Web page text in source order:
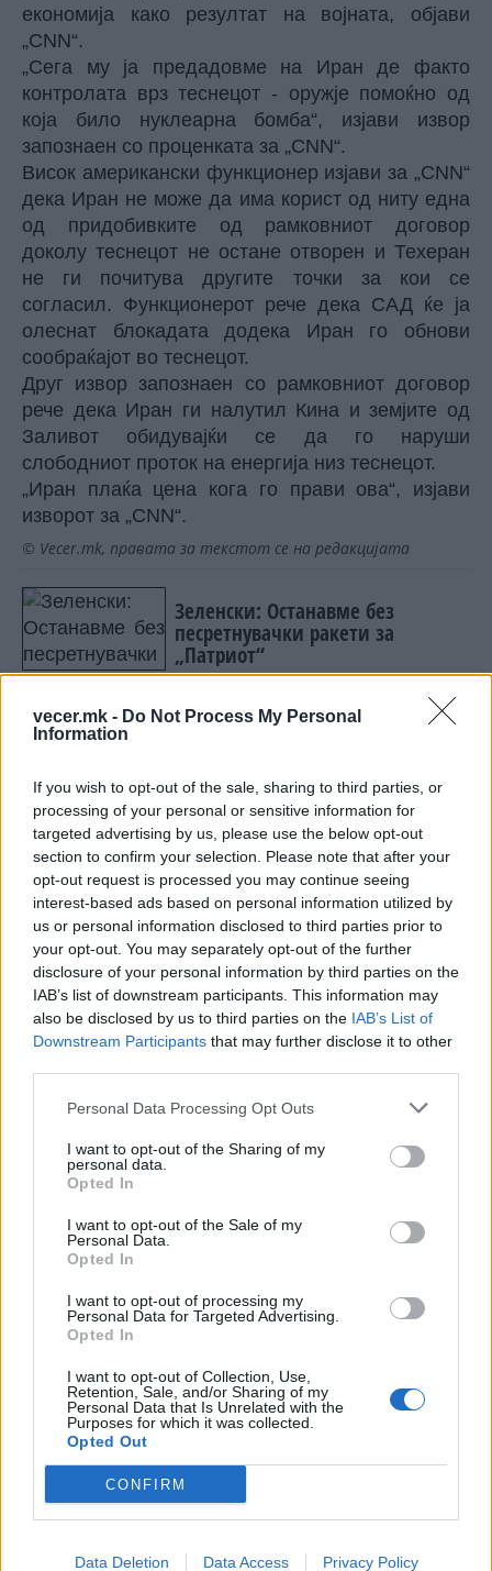
vecer.mk - Do Not Process My Personal
Information
If you wish to opt-out of the sale, sharing to third parties, or
processing of your personal or sensitive information for
targeted advertising by us, please use the below opt-out
section to confirm your selection. Please note that after your
opt-out request is processed you may continue seeing
interest-based ads based on personal information utilized by
us or personal information disclosed to third parties prior to
your opt-out. You may separately opt-out of the further
disclosure of your personal information by third parties on the
IAB’s list of downstream participants. This information may
also be disclosed by us to third parties on the IAB’s List of
Downstream Participants that may further disclose it to other
Personal Data Processing Opt Outs
I want to opt-out of the Sharing of my
personal data.
Opted In
I want to opt-out of the Sale of my
Personal Data.
Opted In
I want to opt-out of processing my
Personal Data for Targeted Advertising.
Opted In
I want to opt-out of Collection, Use,
Retention, Sale, and/or Sharing of my
Personal Data that Is Unrelated with the
Purposes for which it was collected.
Opted Out
CONFIRM
Data Deletion Data Access Privacy Policy
економија како резултат на војната, објави
„CNN“.
„Сега му ја предадовме на Иран де факто
контролата врз теснецот - оружје помоќно од
која било нуклеарна бомба“, изјави извор
запознаен со проценката за „CNN“.
Висок американски функционер изјави за „CNN“
дека Иран не може да има корист од ниту една
од придобивките од рамковниот договор
доколу теснецот не остане отворен и Техеран
не ги почитува другите точки за кои се
согласил. Функционерот рече дека САД ќе ја
олеснат блокадата додека Иран го обнови
сообраќајот во теснецот.
Друг извор запознаен со рамковниот договор
рече дека Иран ги налутил Кина и земјите од
Заливот обидувајќи се да го наруши
слободниот проток на енергија низ теснецот.
„Иран плаќа цена кога го прави ова“, изјави
изворот за „CNN“.
© Vecer.mk, правата за текстот се на редакцијата
Зеленски: Останавме без
песретнувачки ракети за
„Патриот“
(Фото) „ШПАНИЈА Е ОКУПИРАНА!“
- Европа и Трамп го кренаа
шенгенскиот статус!
НАЈЧИТАНИ ВО ПОСЛЕДНИ 7 ДЕНА
УАПСЕН МАКЕДОНЕЦОТ АНДРЕЈ
ТАНАСКОВСКИ, ЧЛЕН НА
КАВАЧКИ КЛАН (ФОТО)
(Видео) СНИМКА СО ПАРИ КОИ
ЈА НАПУШТААТ АЛБАНИЈА, се
тврди дека се на Еди Рама
СЛУШАМ, САКААТ ДА СЕ СУДИ
УЧК...
Мицкоски откри дека
човекот појма нема од
КУЧЕ РАСПАРЧЕНО ОД
ШАРПЛАНИНЕЦ?!
е пензиониран, три дена
откако му го врати пасошот
на бизнисменот Марковски
СКОКНА МИНИМАЛНИОТ
пари ќе ви легнат на сметка
годинава
ПРЕДУПРЕДЕНИ СЕ: „Бугарија
итно ја преиспитува својата